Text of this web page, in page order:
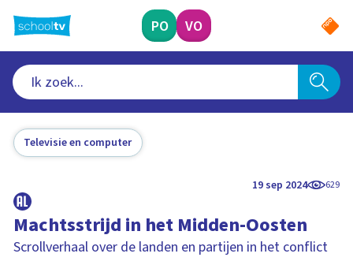
naar
hoofdinhoud
PO VO
Televisie en computer
19 sep 2024 629
Machtsstrijd in het Midden-Oosten
Scrollverhaal over de landen en partijen in het conflict